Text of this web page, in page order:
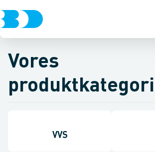
Vores
VVS